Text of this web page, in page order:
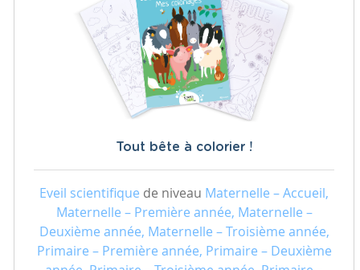
Tout bête à colorier !
Eveil scientifique de niveau Maternelle – Accueil,
Maternelle – Première année, Maternelle –
Deuxième année, Maternelle – Troisième année,
Primaire – Première année, Primaire – Deuxième